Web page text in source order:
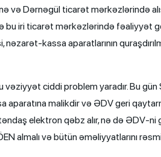
və Dərnəgül ticarət mərkəzlərində
bu iri ticarət mərkəzlərində fəaliyyət
kassa aparatlarının
ciddi problem yaradır. Bu
malikdir və ƏDV geri
elektron qəbz alır, nə də ƏDV-ni
almalı və bütün əməliyyatlarını